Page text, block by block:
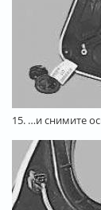
15. …и снимите